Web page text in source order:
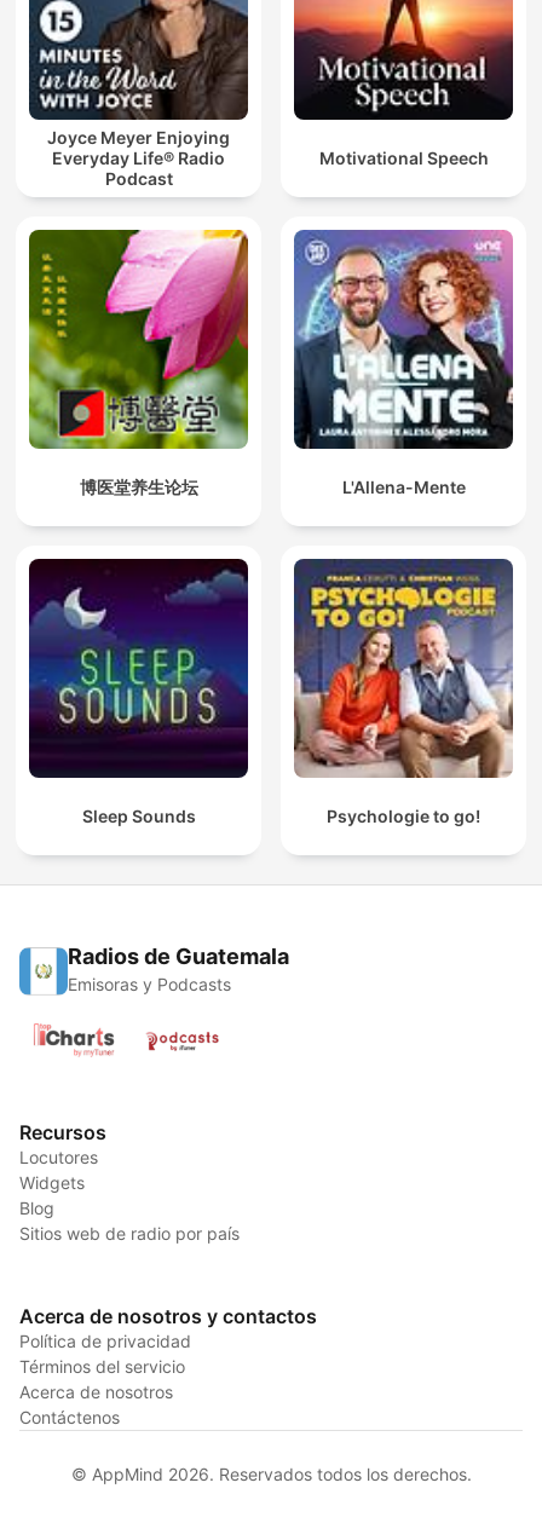
Joyce Meyer Enjoying
Everyday Life® Radio
Podcast
Motivational Speech
博医堂养生论坛 L'Allena-Mente
Sleep Sounds Psychologie to go!
Radios de Guatemala
Emisoras y Podcasts
Recursos
Locutores
Widgets
Blog
Sitios web de radio por país
Acerca de nosotros y contactos
Política de privacidad
Términos del servicio
Acerca de nosotros
Contáctenos
© AppMind 2026. Reservados todos los derechos.